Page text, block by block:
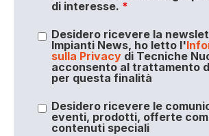
di interesse. *
Desidero ricevere la
Impianti News, ho letto l'
sulla Privacydi Tecniche
acconsento al trattamento
per questa finalità
Desidero ricevere le
eventi, prodotti, offerte
contenuti speciali